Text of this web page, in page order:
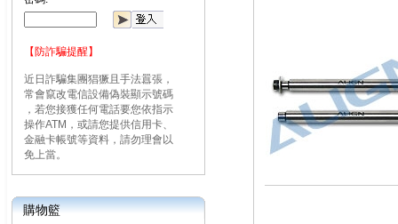
【防詐騙提醒】
近日詐騙集團猖獗且手法囂張，
常會竄改電信設備偽裝顯示號碼
，若您接獲任何電話要您依指示
操作ATM，或請您提供信用卡、
金融卡帳號等資料，請勿理會以
免上當。
購物籃